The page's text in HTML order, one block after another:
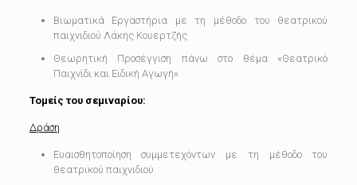
Βιωματικά Εργαστήρια με τη μέθοδο του θεατρικού
παιχνιδιού Λάκης Κουερτζής
Θεωρητική Προσέγγιση πάνω στο θέμα «Θεατρικό
Παιχνίδι και Ειδική Αγωγή»
Τομείς του σεμιναρίου:
Δράση
Ευαισθητοποίηση συμμετεχόντων με τη μέθοδο του
θεατρικού παιχνιδιού